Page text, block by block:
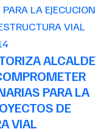
ALCALDE
PARA LA
DE
VIAL